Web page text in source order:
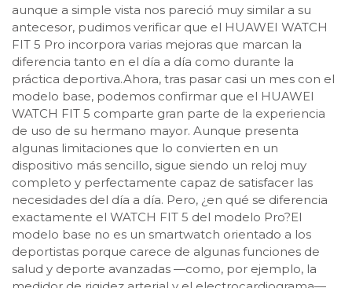
aunque a simple vista nos pareció muy similar a su
antecesor, pudimos verificar que el HUAWEI WATCH
FIT 5 Pro incorpora varias mejoras que marcan la
diferencia tanto en el día a día como durante la
práctica deportiva.Ahora, tras pasar casi un mes con el
modelo base, podemos confirmar que el HUAWEI
WATCH FIT 5 comparte gran parte de la experiencia
de uso de su hermano mayor. Aunque presenta
algunas limitaciones que lo convierten en un
dispositivo más sencillo, sigue siendo un reloj muy
completo y perfectamente capaz de satisfacer las
necesidades del día a día. Pero, ¿en qué se diferencia
exactamente el WATCH FIT 5 del modelo Pro?El
modelo base no es un smartwatch orientado a los
deportistas porque carece de algunas funciones de
salud y deporte avanzadas —como, por ejemplo, la